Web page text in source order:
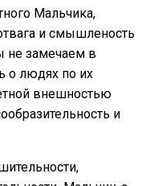
Мальчика,
и смышленость
не замечаем в
о людях по их
внешностью
и